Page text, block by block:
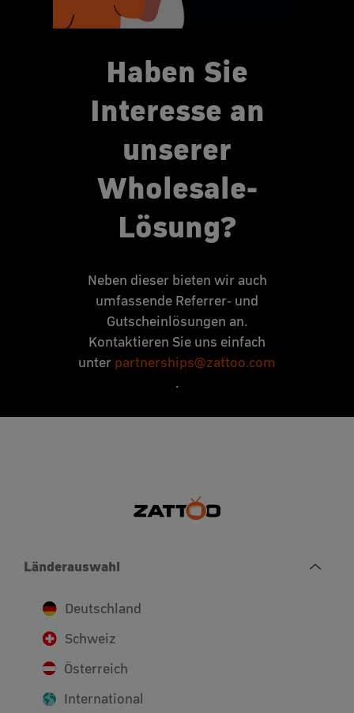
Haben Sie
Interesse an
unserer
Wholesale-
Lösung?
Neben dieser bieten wir auch
umfassende Referrer- und
Gutscheinlösungen an.
Kontaktieren Sie uns einfach
unter partnerships@zattoo.com
.
Länderauswahl
Deutschland
Schweiz
Österreich
International